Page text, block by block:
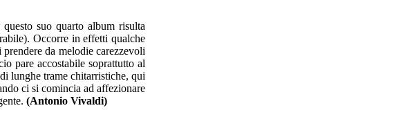
suo quarto album risulta
Occorre in effetti qualche
da melodie carezzevoli
pare accostabile soprattutto al
lunghe trame chitarristiche, qui
ci si comincia ad affezionare
(Antonio Vivaldi)